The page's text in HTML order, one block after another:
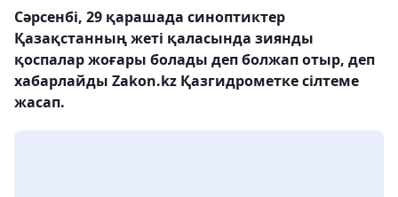
Сәрсенбі, 29 қарашада синоптиктер
Қазақстанның жеті қаласында зиянды
қоспалар жоғары болады деп болжап отыр, деп
хабарлайды Zakon.kz Қазгидрометке сілтеме
жасап.